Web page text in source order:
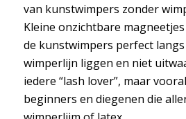
van kunstwimpers zonder
Kleine onzichtbare
de kunstwimpers perfect
wimperlijn liggen en niet
iedere “lash lover”, maar
beginners en diegenen die